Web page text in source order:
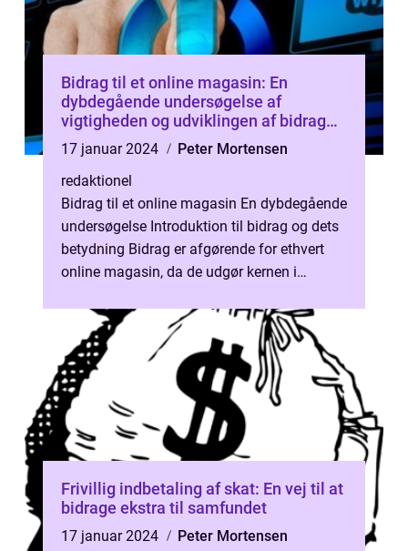
Bidrag til et online magasin: En
dybdegående undersøgelse af
vigtigheden og udviklingen af bidrag
over tid
17 januar 2024
Peter Mortensen
redaktionel
Bidrag til et online magasin En dybdegående
undersøgelse Introduktion til bidrag og dets
betydning Bidrag er afgørende for ethvert
online magasin, da de udgør kernen i
Frivillig indbetaling af skat: En vej til at
bidrage ekstra til samfundet
17 januar 2024
Peter Mortensen